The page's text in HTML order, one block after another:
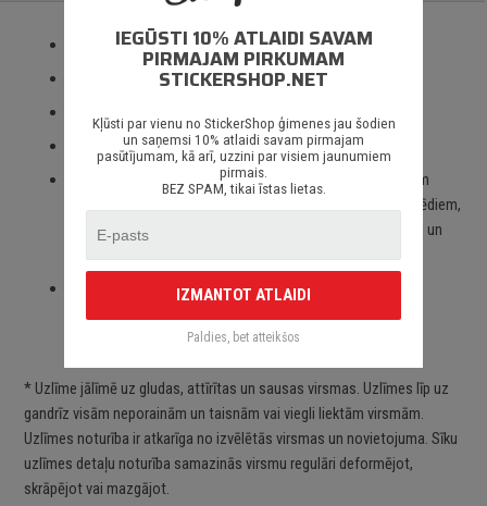
Izmantotas tikai augstas kvalitātes ORACAL līmplēves;
100% mitrumizturība;
Spēcīgs līmes slānis;
Paredzēts priekš auto stikliem, virsbūves daļām, krāsotām
virsmām, portatīvajiem/stacionārajiem datoriem, velosipēdiem,
motocikliem un motorolleriem, kā arī visām citām gludām un
Piegāde Latvijā un citviet pasaulē bez jebkādiem
ierobežojumiem.
* Uzlīme jālīmē uz gludas, attīrītas un sausas virsmas. Uzlīmes līp uz
gandrīz visām neporainām un taisnām vai viegli liektām virsmām.
Uzlīmes noturība ir atkarīga no izvēlētās virsmas un novietojuma. Sīku
uzlīmes detaļu noturība samazinās virsmu regulāri deformējot,
skrāpējot vai mazgājot.
IEGŪSTI 10% ATLAIDI SAVAM
PIRMAJAM PIRKUMAM
STICKERSHOP.NET
Kļūsti par vienu no StickerShop ģimenes jau šodien
un saņemsi 10% atlaidi savam pirmajam
pasūtījumam, kā arī, uzzini par visiem jaunumiem
pirmais.
BEZ SPAM, tikai īstas lietas.
IZMANTOT ATLAIDI
Paldies, bet atteikšos